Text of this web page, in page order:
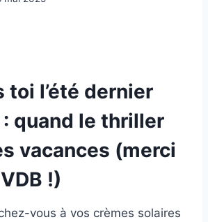
toi l’été dernier
quand le thriller
vacances (merci
!)
vous à vos crèmes solaires